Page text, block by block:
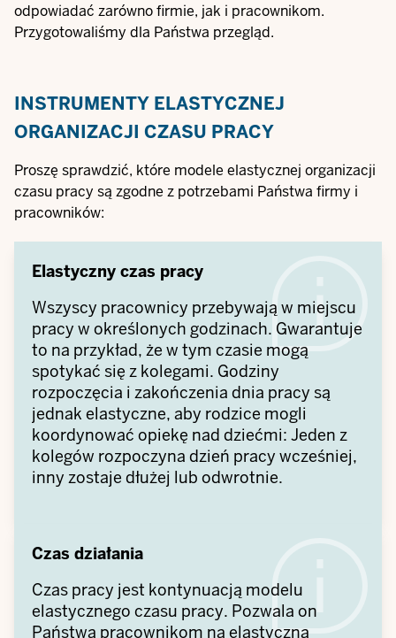
odpowiadać zarówno firmie, jak i pracownikom.
Przygotowaliśmy dla Państwa przegląd.
INSTRUMENTY ELASTYCZNEJ
ORGANIZACJI CZASU PRACY
Proszę sprawdzić, które modele elastycznej organizacji
czasu pracy są zgodne z potrzebami Państwa firmy i
pracowników:
Elastyczny czas pracy
Wszyscy pracownicy przebywają w miejscu
pracy w określonych godzinach. Gwarantuje
to na przykład, że w tym czasie mogą
spotykać się z kolegami. Godziny
rozpoczęcia i zakończenia dnia pracy są
jednak elastyczne, aby rodzice mogli
koordynować opiekę nad dziećmi: Jeden z
kolegów rozpoczyna dzień pracy wcześniej,
inny zostaje dłużej lub odwrotnie.
Czas działania
Czas pracy jest kontynuacją modelu
elastycznego czasu pracy. Pozwala on
Państwa pracownikom na elastyczną